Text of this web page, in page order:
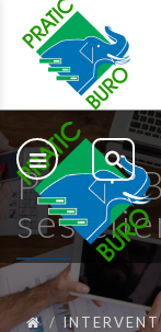
Pratic
ses